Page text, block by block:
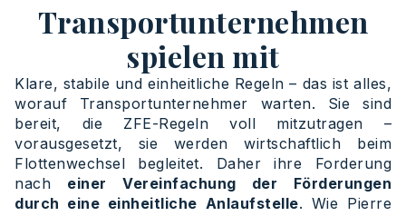
Transportunternehmen
spielen mit
Klare, stabile und einheitliche Regeln – das ist alles,
worauf Transportunternehmer warten. Sie sind
bereit, die ZFE-Regeln voll mitzutragen –
vorausgesetzt, sie werden wirtschaftlich beim
Flottenwechsel begleitet. Daher ihre Forderung
nach einer Vereinfachung der Förderungen
durch eine einheitliche Anlaufstelle. Wie Pierre